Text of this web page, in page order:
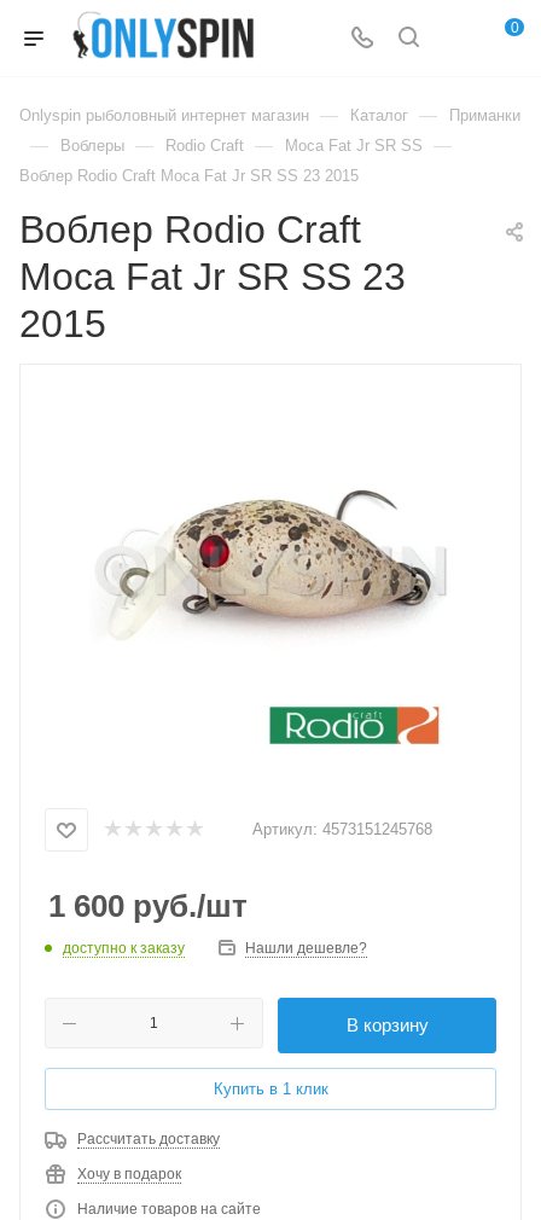
0
Onlyspin рыболовный интернет магазин — Каталог — Приманки
— Воблеры — Rodio Craft — Moca Fat Jr SR SS —
Воблер Rodio Craft Moca Fat Jr SR SS 23 2015
Воблер Rodio Craft
Moca Fat Jr SR SS 23
2015
Артикул: 4573151245768
1 600 руб./шт
доступно к заказу Нашли дешевле?
В корзину
Купить в 1 клик
Рассчитать доставку
Хочу в подарок
Наличие товаров на сайте